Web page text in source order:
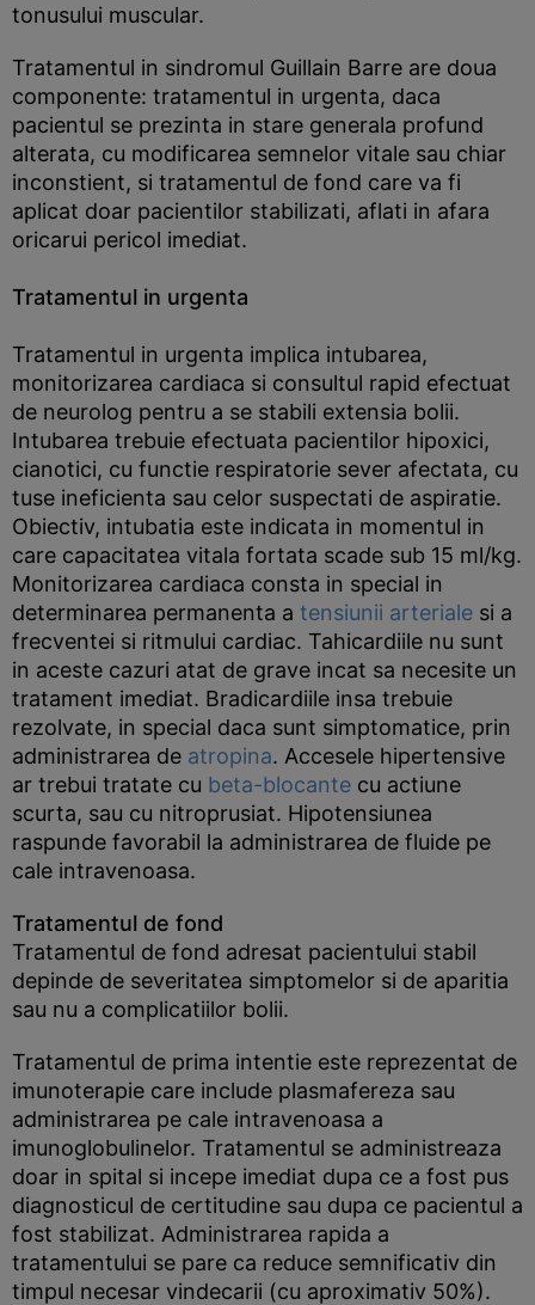
tonusului muscular.
Tratamentul in sindromul Guillain Barre are doua
componente: tratamentul in urgenta, daca
pacientul se prezinta in stare generala profund
alterata, cu modificarea semnelor vitale sau chiar
inconstient, si tratamentul de fond care va fi
aplicat doar pacientilor stabilizati, aflati in afara
oricarui pericol imediat.
Tratamentul in urgenta
Tratamentul in urgenta implica intubarea,
monitorizarea cardiaca si consultul rapid efectuat
de neurolog pentru a se stabili extensia bolii.
Intubarea trebuie efectuata pacientilor hipoxici,
cianotici, cu functie respiratorie sever afectata, cu
tuse ineficienta sau celor suspectati de aspiratie.
Obiectiv, intubatia este indicata in momentul in
care capacitatea vitala fortata scade sub 15 ml/kg.
Monitorizarea cardiaca consta in special in
determinarea permanenta a tensiunii arteriale si a
frecventei si ritmului cardiac. Tahicardiile nu sunt
in aceste cazuri atat de grave incat sa necesite un
tratament imediat. Bradicardiile insa trebuie
rezolvate, in special daca sunt simptomatice, prin
administrarea de atropina. Accesele hipertensive
ar trebui tratate cu beta-blocante cu actiune
scurta, sau cu nitroprusiat. Hipotensiunea
raspunde favorabil la administrarea de fluide pe
cale intravenoasa.
Tratamentul de fond
Tratamentul de fond adresat pacientului stabil
depinde de severitatea simptomelor si de aparitia
sau nu a complicatiilor bolii.
Tratamentul de prima intentie este reprezentat de
imunoterapie care include plasmafereza sau
administrarea pe cale intravenoasa a
imunoglobulinelor. Tratamentul se administreaza
doar in spital si incepe imediat dupa ce a fost pus
diagnosticul de certitudine sau dupa ce pacientul a
fost stabilizat. Administrarea rapida a
tratamentului se pare ca reduce semnificativ din
timpul necesar vindecarii (cu aproximativ 50%).